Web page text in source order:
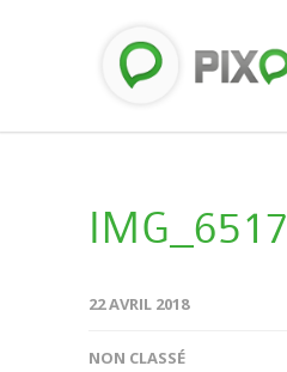
IMG_6517
22 AVRIL 2018
NON CLASSÉ